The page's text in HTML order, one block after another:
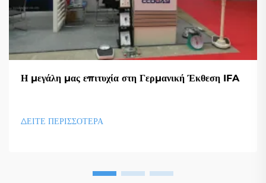
Η μεγάλη μας επιτυχία στη Γερμανική Έκθεση IFA
ΔΕΙΤΕ ΠΕΡΙΣΣΟΤΕΡΑ